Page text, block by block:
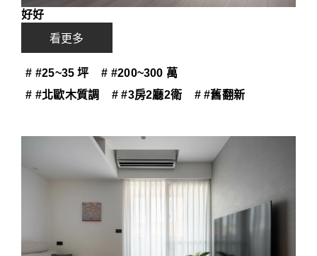
好好
看更多
# #25~35 坪
# #200~300 萬
# #北歐木質調
# #3房2廳2衛 # #舊翻新